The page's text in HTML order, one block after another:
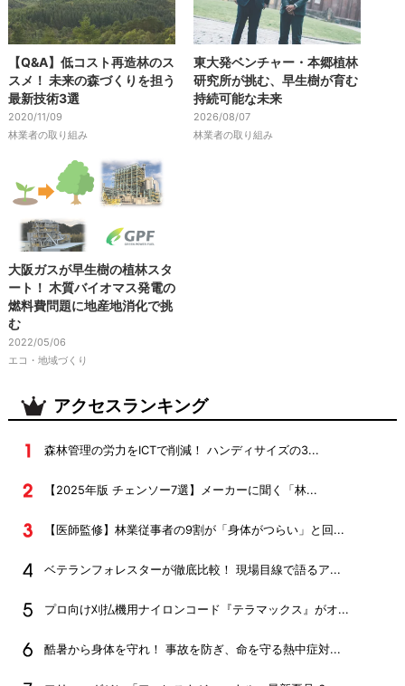
【Q&A】低コスト再造林のス
スメ！ 未来の森づくりを担う
最新技術3選
2020/11/09
林業者の取り組み
東大発ベンチャー・本郷植林
研究所が挑む、早生樹が育む
持続可能な未来
2026/08/07
林業者の取り組み
大阪ガスが早生樹の植林スタ
ート！ 木質バイオマス発電の
燃料費問題に地産地消化で挑
む
2022/05/06
エコ・地域づくり
アクセスランキング
森林管理の労力をICTで削減！ ハンディサイズの3...
【2025年版 チェンソー7選】メーカーに聞く「林...
【医師監修】林業従事者の9割が「身体がつらい」と回...
ベテランフォレスターが徹底比較！ 現場目線で語るア...
プロ向け刈払機用ナイロンコード『テラマックス』がオ...
酷暑から身体を守れ！ 事故を防ぎ、命を守る熱中症対...